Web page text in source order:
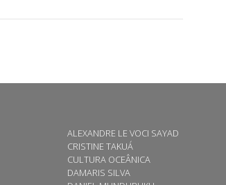
ALEXANDRE LE VOCI SAYAD
CRISTINE TAKUÁ
CULTURA OCEÂNICA
DAMARIS SILVA